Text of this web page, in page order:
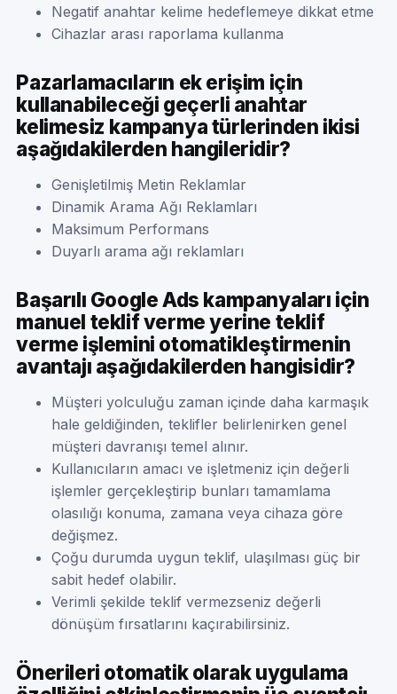
Negatif anahtar kelime hedeflemeye dikkat etme
Cihazlar arası raporlama kullanma
Pazarlamacıların ek erişim için
kullanabileceği geçerli anahtar
kelimesiz kampanya türlerinden ikisi
aşağıdakilerden hangileridir?
Genişletilmiş Metin Reklamlar
Dinamik Arama Ağı Reklamları
Maksimum Performans
Duyarlı arama ağı reklamları
Başarılı Google Ads kampanyaları için
manuel teklif verme yerine teklif
verme işlemini otomatikleştirmenin
avantajı aşağıdakilerden hangisidir?
Müşteri yolculuğu zaman içinde daha karmaşık
hale geldiğinden, teklifler belirlenirken genel
müşteri davranışı temel alınır.
Kullanıcıların amacı ve işletmeniz için değerli
işlemler gerçekleştirip bunları tamamlama
olasılığı konuma, zamana veya cihaza göre
değişmez.
Çoğu durumda uygun teklif, ulaşılması güç bir
sabit hedef olabilir.
Verimli şekilde teklif vermezseniz değerli
dönüşüm fırsatlarını kaçırabilirsiniz.
Önerileri otomatik olarak uygulama